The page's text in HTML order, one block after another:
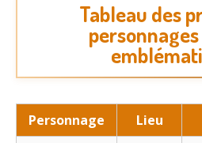
Tableau des
Personnage Lieu